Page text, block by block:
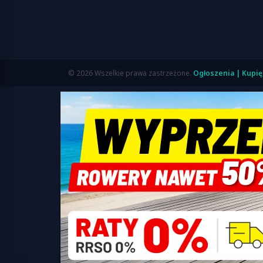
© 2026 Wszelkie prawa zastrzeżone. Ogłoszenia |